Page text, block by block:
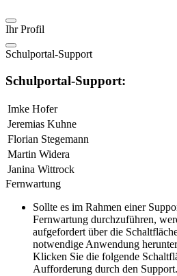
Ihr Profil
Schulportal-Support
Schulportal-Support:
Imke Hofer
Jeremias Kuhne
Florian Stegemann
Martin Widera
Janina Wittrock
Fernwartung
Sollte es im Rahmen einer
Fernwartung durchzuführen,
aufgefordert über die
notwendige Anwendung
Klicken Sie die folgende
Aufforderung durch den Support.